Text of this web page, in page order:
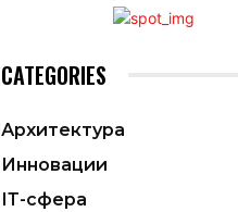
CATEGORIES
Архитектура
Инновации
ІТ-сфера